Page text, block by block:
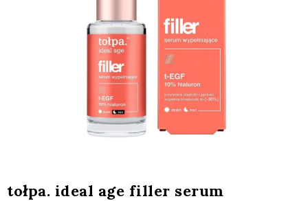
tołpa. ideal age filler serum